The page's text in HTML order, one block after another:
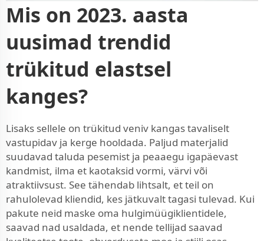
Mis on 2023. aasta
uusimad trendid
trükitud elastsel
kanges?
Lisaks sellele on trükitud veniv kangas tavaliselt
vastupidav ja kerge hooldada. Paljud materjalid
suudavad taluda pesemist ja peaaegu igapäevast
kandmist, ilma et kaotaksid vormi, värvi või
atraktiivsust. See tähendab lihtsalt, et teil on
rahulolevad kliendid, kes jätkuvalt tagasi tulevad. Kui
pakute neid maske oma hulgimüügiklientidele,
saavad nad usaldada, et nende tellijad saavad